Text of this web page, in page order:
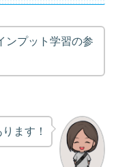
ンプット学習の参
ます！